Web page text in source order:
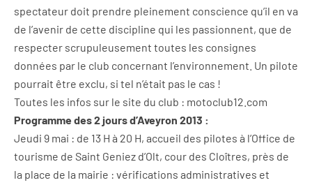
spectateur doit prendre pleinement conscience qu’il en va
de l’avenir de cette discipline qui les passionnent, que de
respecter scrupuleusement toutes les consignes
données par le club concernant l’environnement. Un pilote
pourrait être exclu, si tel n’était pas le cas !
Toutes les infos sur le site du club : motoclub12.com
Programme des 2 jours d’Aveyron 2013 :
Jeudi 9 mai : de 13 H à 20 H, accueil des pilotes à l’Office de
tourisme de Saint Geniez d’Olt, cour des Cloîtres, près de
la place de la mairie : vérifications administratives et